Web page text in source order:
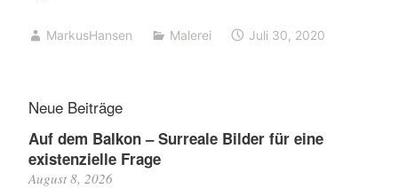
MarkusHansen Malerei Juli 30, 2020
Neue Beiträge
Auf dem Balkon – Surreale Bilder für eine
existenzielle Frage
August 8, 2026